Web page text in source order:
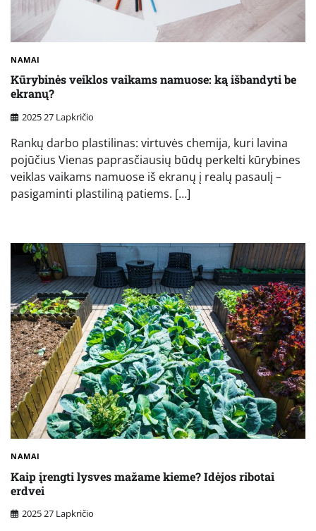
NAMAI
Kūrybinės veiklos vaikams namuose: ką išbandyti be
ekranų?
2025 27 Lapkričio
Rankų darbo plastilinas: virtuvės chemija, kuri lavina
pojūčius Vienas paprasčiausių būdų perkelti kūrybines
veiklas vaikams namuose iš ekranų į realų pasaulį –
pasigaminti plastiliną patiems. […]
NAMAI
Kaip įrengti lysves mažame kieme? Idėjos ribotai
erdvei
2025 27 Lapkričio